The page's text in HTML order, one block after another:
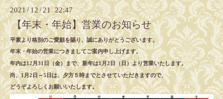
2021/12 /21 22:47
【年末・年始】営業のお知らせ
平素より格別のご愛顧を賜り、誠にありがとうございます。
年末・年始の営業につきましてご案内申し上げます。
年内は12月31日（金）まで、新年は1月2日（日）より営業いたします。
尚、1月2日～5日は、夕方５時までとさせていただきますので、
どうぞよろしくお願いいたします。